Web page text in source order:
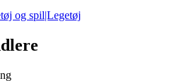
og spil|Legetøj